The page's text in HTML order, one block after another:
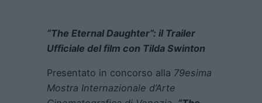
“The Eternal Daughter”: il Trailer
Ufficiale del film con Tilda Swinton
Presentato in concorso alla 79esima
Mostra Internazionale d’Arte